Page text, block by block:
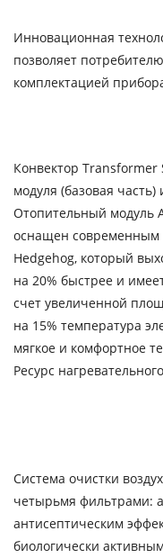
Инновационная
позволяет
комплектацией
Конвектор Transformer
модуля (базовая
Отопительный модуль
оснащен современным
Hedgehog, который
на 20% быстрее и
счет увеличенной
на 15% температура
мягкое и комфортное
Ресурс
Система очистки
четырьмя фильтрами:
антисептическим
биологически